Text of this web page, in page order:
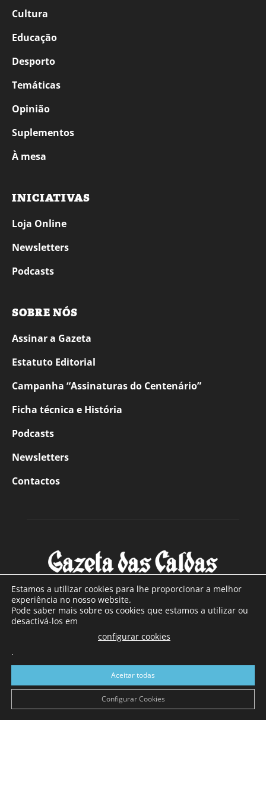
Cultura
Educação
Desporto
Temáticas
Opinião
Suplementos
À mesa
INICIATIVAS
Loja Online
Newsletters
Podcasts
SOBRE NÓS
Assinar a Gazeta
Estatuto Editorial
Campanha “Assinaturas do Centenário”
Ficha técnica e História
Podcasts
Newsletters
Contactos
SOBRE NÓS
Com sede nas Caldas da Rainha e mais de 90 anos de
a sul de distrito de Leiria, com mais de 40.000 leitores por
toda a região Oeste. Jornal com distribuição em Portugal
Continental e assinatura online.
Estamos a utilizar cookies para lhe proporcionar a melhor
experiência no nosso website.
Pode saber mais sobre os cookies que estamos a utilizar ou
desactivá-los em
configurar cookies
.
Aceitar todas
Configurar Cookies